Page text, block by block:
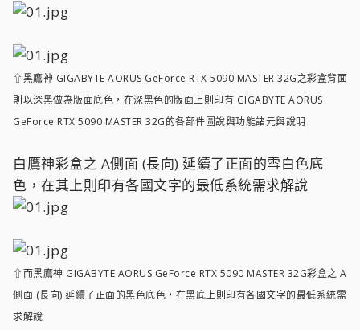
⇧黑鷹神 GIGABYTE AORUS GeForce RTX 5090 MASTER 32G之彩盒背面
則以深黑做為版面底色，在深黑色的版面上則印有 GIGABYTE AORUS
GeForce RTX 5090 MASTER 32G的各部件圖說與功能諸元與說明
白鷹神彩盒之 A側面 (長向) 延續了正面的雪白色底
色，在其上則印有各國文字的最低系統需求解說
⇧而黑鷹神 GIGABYTE AORUS GeForce RTX 5090 MASTER 32G彩盒之 A
側面 (長向) 延續了正面的黑色底色，在黑底上則印有各國文字的最低系統需
求解說